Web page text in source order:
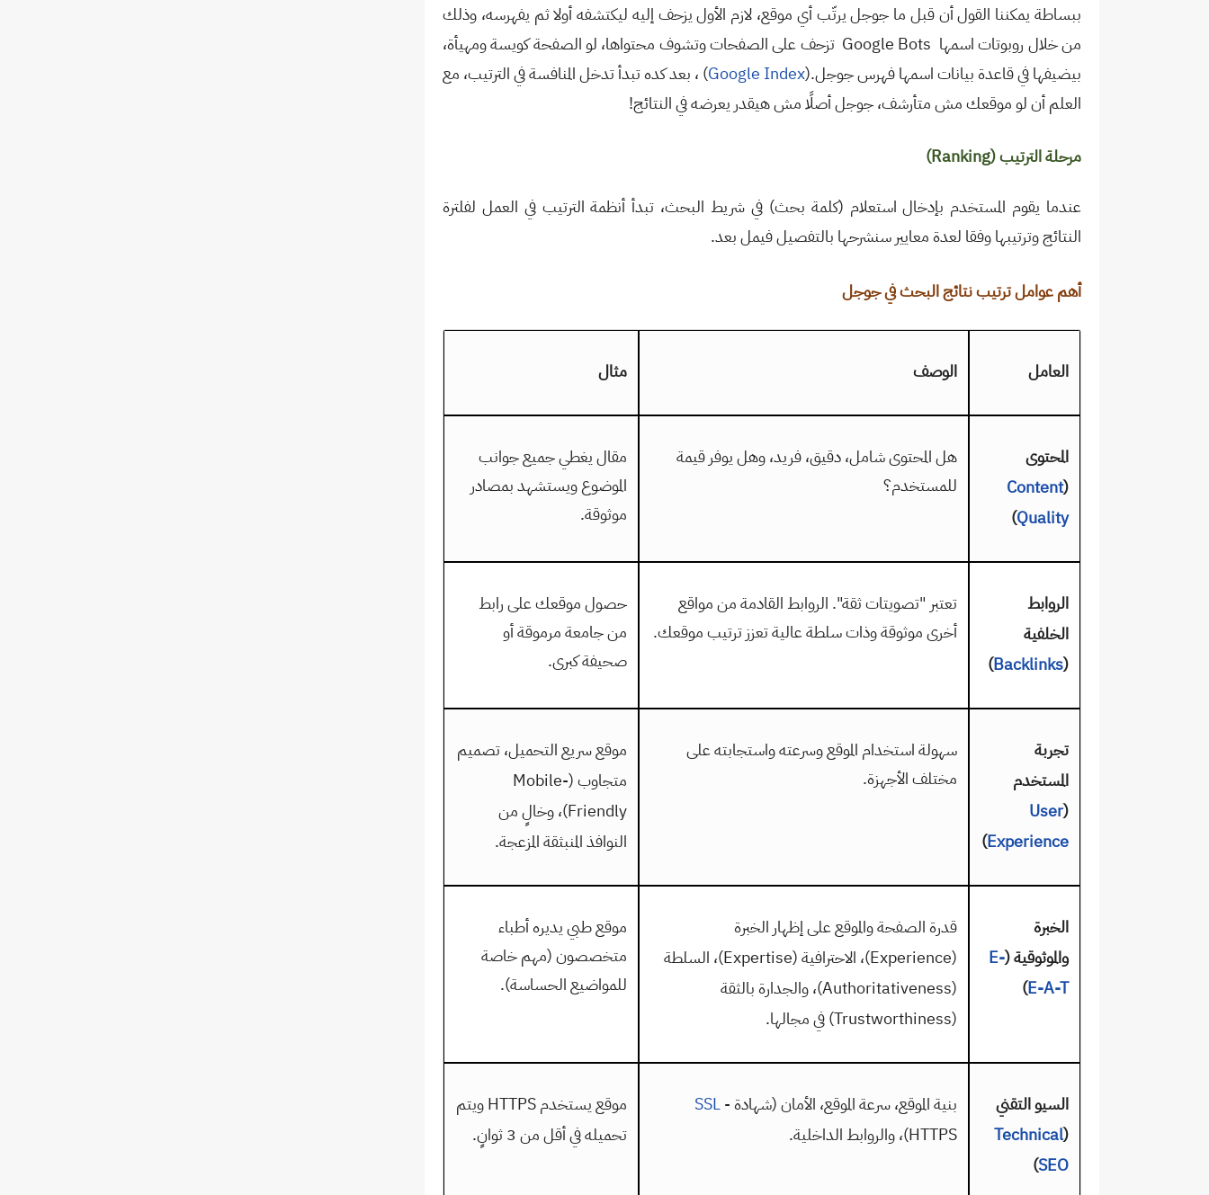
ببساطة يمكننا القول أن قبل ما جوجل يرتّب أي موقع، لازم الأول يزحف إليه ليكتشفه أولا ثم يفهرسه، وذلك
من خلال روبوتات اسمها Google Bots تزحف على الصفحات وتشوف محتواها، لو الصفحة كويسة ومهيأة،
بيضيفها في قاعدة بيانات اسمها فهرس جوجل
(Google Index).
، بعد كده تبدأ تدخل المنافسة في الترتيب، مع
العلم أن لو موقعك مش متأرشف، جوجل أصلًا مش هيقدر يعرضه في النتائج!
مرحلة الترتيب(Ranking)
عندما يقوم المستخدم بإدخال استعلام (كلمة بحث) في شريط البحث، تبدأ أنظمة الترتيب في العمل لفلترة
النتائج وترتيبها وفقا لعدة معايير سنشرحها بالتفصيل فيمل بعد.
أهم عوامل ترتيب نتائج البحث في جوجل
العامل الوصف مثال
المحتوى
(
Content
Quality
)
هل المحتوى شامل، دقيق، فريد، وهل يوفر قيمة
للمستخدم؟
مقال يغطي جميع جوانب
الموضوع ويستشهد بمصادر
موثوقة.
الروابط
الخلفية
(
Backlinks
)
تعتبر "تصويتات ثقة". الروابط القادمة من مواقع
أخرى موثوقة وذات سلطة عالية تعزز ترتيب موقعك.
حصول موقعك على رابط
من جامعة مرموقة أو
صحيفة كبرى.
تجربة
المستخدم
(
User
Experience
)
سهولة استخدام الموقع وسرعته واستجابته على
مختلف الأجهزة.
موقع سريع التحميل، تصميم
متجاوب (Mobile-
Friendly)، وخالٍ من
النوافذ المنبثقة المزعجة.
الخبرة
والموثوقية (E-
E-A-T
)
قدرة الصفحة والموقع على إظهار الخبرة
(
Experience
)، الاحترافية (Expertise
)، السلطة
(
Authoritativeness
)، والجدارة بالثقة
(
Trustworthiness
)في مجالها.
موقع طبي يديره أطباء
متخصصون (مهم خاصة
للمواضيع الحساسة).
السيو التقني
(
Technical
SEO
)
بنية الموقع، سرعة الموقع، الأمان (شهادة SSL-
HTTPS)، والروابط الداخلية.
موقع يستخدمHTTPSويتم
تحميله في أقل من 3 ثوانٍ.